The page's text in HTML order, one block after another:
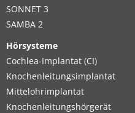
SONNET 3
SAMBA 2
Hörsysteme
Cochlea-Implantat (CI)
Knochenleitungsimplantat
Mittelohrimplantat
Knochenleitungshörgerät